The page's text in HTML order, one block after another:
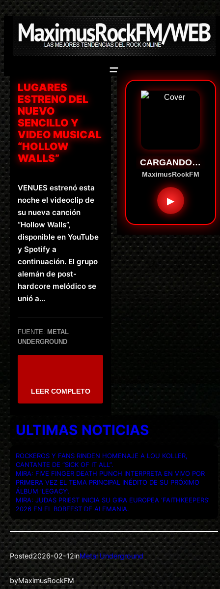
Saltar
al
contenido
LUGARES
ESTRENO DEL
NUEVO
SENCILLO Y
VIDEO MUSICAL
“HOLLOW
WALLS”
VENUES estrenó esta
noche el videoclip de
su nueva canción
“Hollow Walls”,
disponible en YouTube
y Spotify a
continuación. El grupo
alemán de post-
hardcore melódico se
unió a…
FUENTE: METAL
UNDERGROUND
LEER COMPLETO
CARGANDO…
MaximusRockFM
▶
ULTIMAS NOTICIAS
ROCKEROS Y FANS RINDEN HOMENAJE A LOU KOLLER,
CANTANTE DE “SICK OF IT ALL”.
MIRA: FIVE FINGER DEATH PUNCH INTERPRETA EN VIVO POR
PRIMERA VEZ EL TEMA PRINCIPAL INÉDITO DE SU PRÓXIMO
ÁLBUM ‘LEGACY’.
MIRA: JUDAS PRIEST INICIA SU GIRA EUROPEA ‘FAITHKEEPERS’
2026 EN EL BOBFEST DE ALEMANIA.
Posted2026-02-12inMetal Underground
byMaximusRockFM